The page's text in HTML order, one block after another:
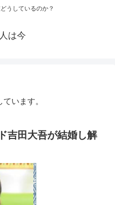
うしているのか？
は今
います。
吉田大吾が結婚し解